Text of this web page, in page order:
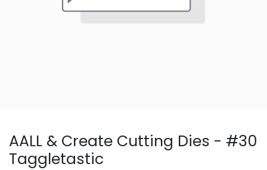
AALL & Create Cutting Dies - #30
Taggletastic